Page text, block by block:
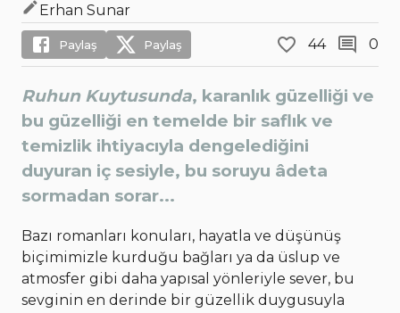
Erhan Sunar
Paylaş Paylaş 44 0
Ruhun Kuytusunda, karanlık güzelliği ve
bu güzelliği en temelde bir saflık ve
temizlik ihtiyacıyla dengelediğini
duyuran iç sesiyle, bu soruyu âdeta
sormadan sorar...
Bazı romanları konuları, hayatla ve düşünüş
biçimimizle kurduğu bağları ya da üslup ve
atmosfer gibi daha yapısal yönleriyle sever, bu
sevginin en derinde bir güzellik duygusuyla